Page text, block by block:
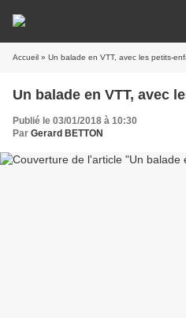
Accueil » Un balade en VTT, avec les petits-
Un balade en VTT, avec
Publié le 03/01/2018 à 10:30
Par Gerard BETTON